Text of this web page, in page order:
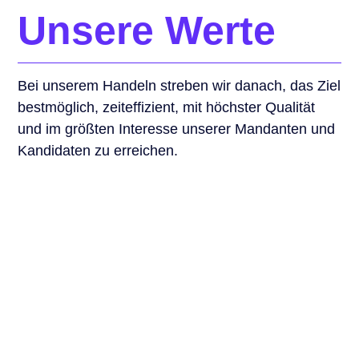
Unsere Werte
Bei unserem Handeln streben wir danach, das Ziel
bestmöglich, zeiteffizient, mit höchster Qualität
und im größten Interesse unserer Mandanten und
Kandidaten zu erreichen.